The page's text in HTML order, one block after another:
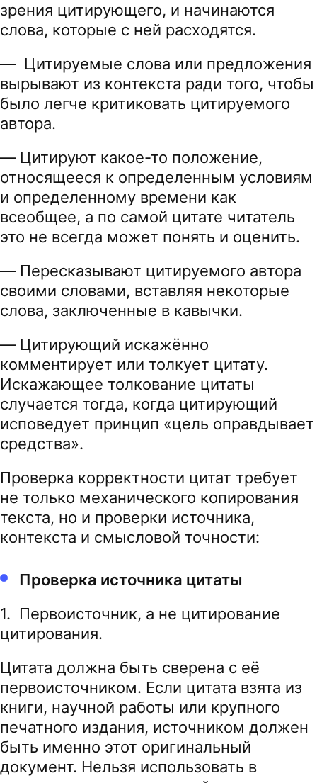
зрения цитирующего, и начинаются
слова, которые с ней расходятся.
— Цитируемые слова или предложения
вырывают из контекста ради того, чтобы
было легче критиковать цитируемого
автора.
— Цитируют какое-то положение,
относящееся к определенным условиям
и определенному времени как
всеобщее, а по самой цитате читатель
это не всегда может понять и оценить.
— Пересказывают цитируемого автора
своими словами, вставляя некоторые
слова, заключенные в кавычки.
— Цитирующий искажённо
комментирует или толкует цитату.
Искажающее толкование цитаты
случается тогда, когда цитирующий
исповедует принцип «цель оправдывает
средства».
Проверка корректности цитат требует
не только механического копирования
текста, но и проверки источника,
контекста и смысловой точности:
Проверка источника цитаты
1. Первоисточник, а не цитирование
цитирования.
Цитата должна быть сверена с её
первоисточником. Если цитата взята из
книги, научной работы или крупного
печатного издания, источником должен
быть именно этот оригинальный
документ. Нельзя использовать в